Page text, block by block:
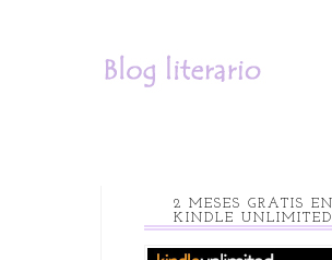
2 MESES GRATIS EN
KINDLE UNLIMITED